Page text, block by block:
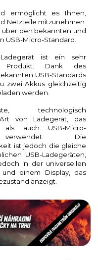
ermöglicht es Ihnen,
Netzteile mitzunehmen.
über den bekannten und
USB-Micro-Standard.
ist ein sehr
Produkt. Dank des
USB-Standards
zwei Akkus gleichzeitig
werden.
technologisch
von Ladegerät, das
als auch USB-Micro-
Die
ist jedoch die gleiche
USB-Ladegeräten,
in der universellen
und einem Display, das
anzeigt.